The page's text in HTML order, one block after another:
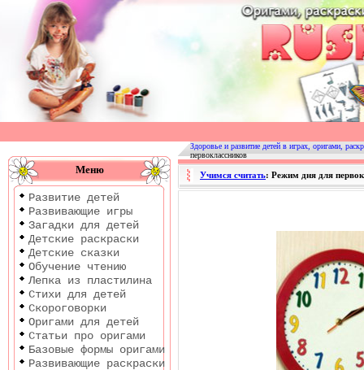
Оригами
|
Раскраски
Развитие
детей
Меню
Развитие детей
Развивающие игры
Загадки для детей
Детские раскраски
Детские сказки
Обучение чтению
Лепка из пластилина
Стихи для детей
Скороговорки
Оригами для детей
Статьи про оригами
Базовые формы оригами
Развивающие раскраски
Здоровье и развитие детей в играх, оригами,
первоклассников
Учимся считать: Режим дня для